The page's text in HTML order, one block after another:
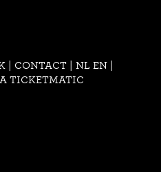
| CONTACT| NL EN
TICKETMATIC